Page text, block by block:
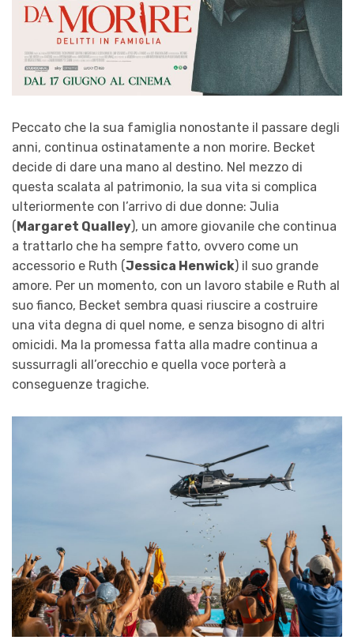
Peccato che la sua famiglia nonostante il passare degli
anni, continua ostinatamente a non morire. Becket
decide di dare una mano al destino. Nel mezzo di
questa scalata al patrimonio, la sua vita si complica
ulteriormente con l’arrivo di due donne: Julia
( Margaret Qualley), un amore giovanile che continua
a trattarlo che ha sempre fatto, ovvero come un
accessorio e Ruth (Jessica Henwick) il suo grande
amore. Per un momento, con un lavoro stabile e Ruth al
suo fianco, Becket sembra quasi riuscire a costruire
una vita degna di quel nome, e senza bisogno di altri
omicidi. Ma la promessa fatta alla madre continua a
sussurragli all’orecchio e quella voce porterà a
conseguenze tragiche.